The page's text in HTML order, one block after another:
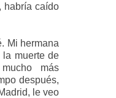
habría caído
Mi hermana
la muerte de
más
después,
le veo